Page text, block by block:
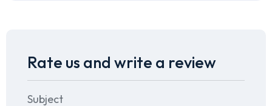
Rate us and write a review
Subject